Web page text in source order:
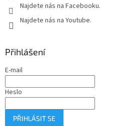
Najdete nás na Facebooku.
Najdete nás na Youtube.
Přihlášení
E-mail
Heslo
PŘIHLÁSIT SE